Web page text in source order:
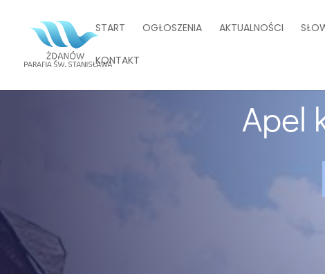
START OGŁOSZENIA AKTUALNOŚCI
KONTAKT
Apel